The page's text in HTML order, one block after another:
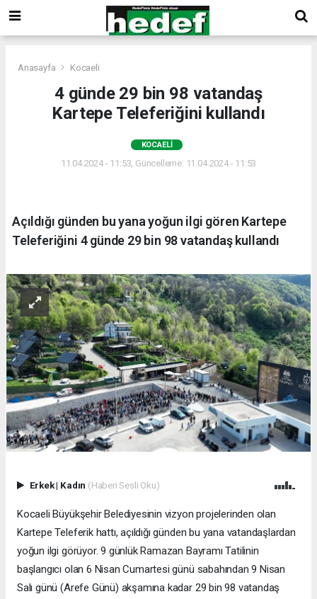
Anasayfa Kocaeli
4 günde 29 bin 98 vatandaş
Kartepe Teleferiğini kullandı
KOCAELI
11.04.2024 - 11:53, Güncelleme: 11.04.2024 - 11:53
Açıldığı günden bu yana yoğun ilgi gören Kartepe
Teleferiğini 4 günde 29 bin 98 vatandaş kullandı
Erkek| Kadın (Haberi Sesli Oku)
Kocaeli Büyükşehir Belediyesinin vizyon projelerinden olan
Kartepe Teleferik hattı, açıldığı günden bu yana vatandaşlardan
yoğun ilgi görüyor. 9 günlük Ramazan Bayramı Tatilinin
başlangıcı olan 6 Nisan Cumartesi günü sabahından 9 Nisan
Salı günü (Arefe Günü) akşamına kadar 29 bin 98 vatandaş